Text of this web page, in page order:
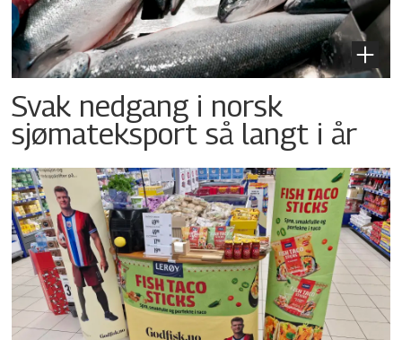
Svak nedgang i norsk
sjømateksport så langt i år